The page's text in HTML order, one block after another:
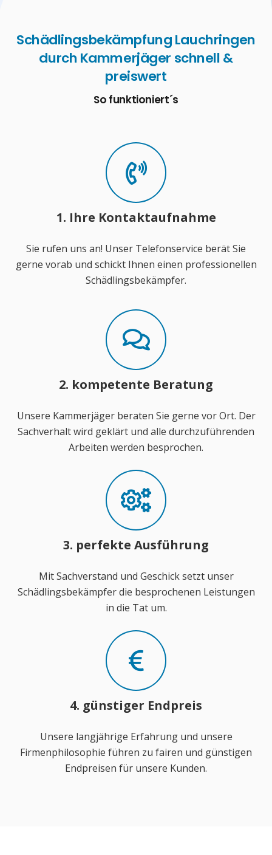
Schädlingsbekämpfung Lauchringen
durch Kammerjäger schnell &
preiswert
So funktioniert´s
1. Ihre Kontaktaufnahme
Sie rufen uns an! Unser Telefonservice berät Sie
gerne vorab und schickt Ihnen einen professionellen
Schädlingsbekämpfer.
2. kompetente Beratung
Unsere Kammerjäger beraten Sie gerne vor Ort. Der
Sachverhalt wird geklärt und alle durchzuführenden
Arbeiten werden besprochen.
3. perfekte Ausführung
Mit Sachverstand und Geschick setzt unser
Schädlingsbekämpfer die besprochenen Leistungen
in die Tat um.
4. günstiger Endpreis
Unsere langjährige Erfahrung und unsere
Firmenphilosophie führen zu fairen und günstigen
Endpreisen für unsere Kunden.